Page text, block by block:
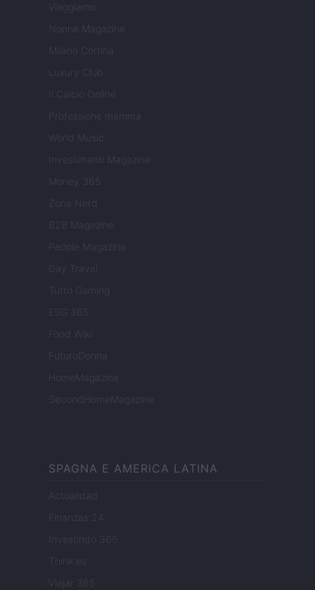
Viaggiamo
Nonne Magazine
Milano Cortina
Luxury Club
Il Calcio Online
Professione mamma
World Music
Investimenti Magazine
Money 365
Zona Nerd
B2B Magazine
People Magazine
Day Travel
Tutto Gaming
ESG 365
Food Wiki
FuturoDonna
HomeMagazine
SecondHomeMagazine
SPAGNA E AMERICA LATINA
Actualidad
Finanzas 24
Investindo 365
Think.es
Viajar 365